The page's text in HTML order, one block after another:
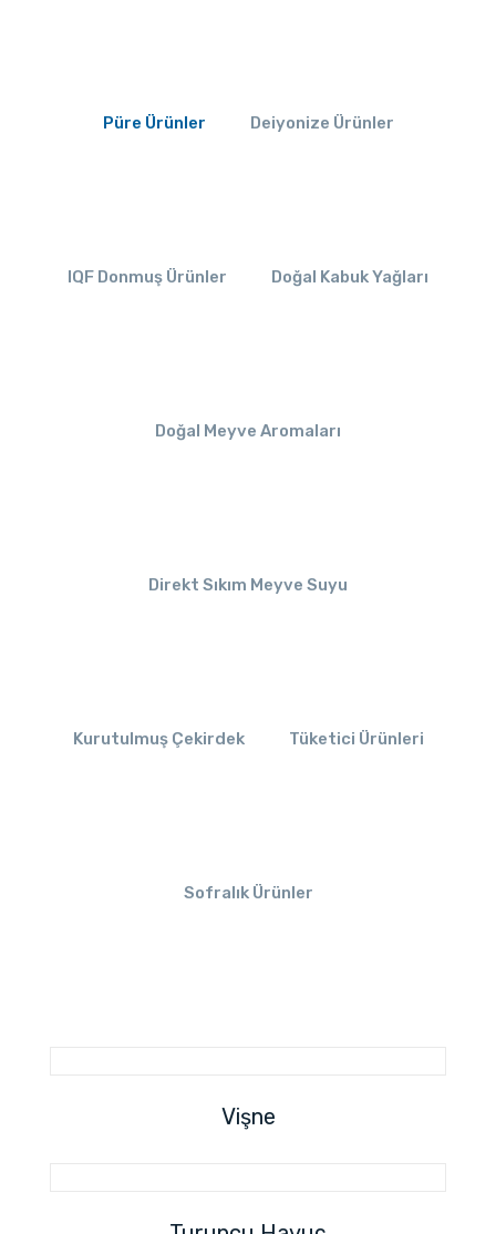
Püre Ürünler Deiyonize Ürünler
IQF Donmuş Ürünler Doğal Kabuk Yağları
Doğal Meyve Aromaları
Direkt Sıkım Meyve Suyu
Kurutulmuş Çekirdek Tüketici Ürünleri
Sofralık Ürünler
Vişne